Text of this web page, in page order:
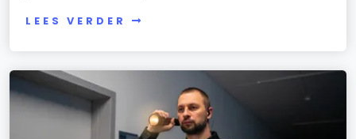
LEES VERDER